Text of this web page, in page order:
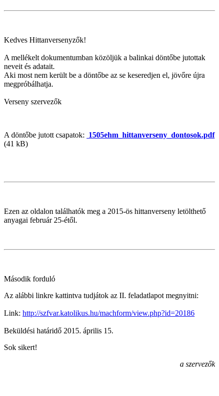
Kedves Hittanversenyzők!
A mellékelt dokumentumban közöljük a balinkai döntőbe jutottak
neveit és adatait.
Aki most nem került be a döntőbe az se keseredjen el, jövőre újra
megpróbálhatja.
Verseny szervezők
A döntőbe jutott csapatok: 1505ehm_hittanverseny_dontosok.pdf
(41 kB)
Ezen az oldalon találhatók meg a 2015-ös hittanverseny letölthető
anyagai február 25-étől.
Második forduló
Az alábbi linkre kattintva tudjátok az II. feladatlapot megnyitni:
Link: http://szfvar.katolikus.hu/machform/view.php?id=20186
Beküldési határidő 2015. április 15.
Sok sikert!
a szervezők